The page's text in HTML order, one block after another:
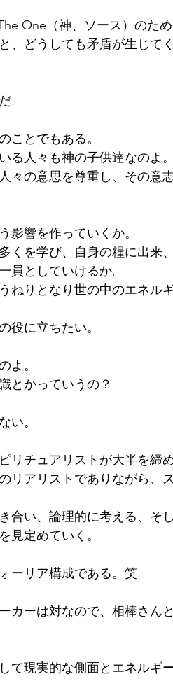
One（神、ソース）のた
、どうしても矛盾が生じて
。
ことでもある。
る人々も神の子供達なのよ。
々の意思を尊重し、その意
影響を作っていくか。
くを学び、自身の糧に出来
員としていけるか。
ねりとなり世の中のエネル
役に立ちたい。
よ。
とかっていうの？
い。
チュアリストが大半を締め
リアリストでありながら、
合い、論理的に考える、そ
見定めていく。
ーリア構成である。笑
カーは対なので、相棒さん
て現実的な側面とエネルギ